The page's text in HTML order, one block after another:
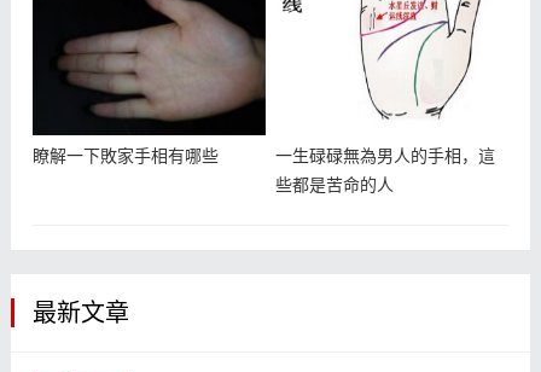
瞭解一下敗家手相有哪些
一生碌碌無為男人的手相，這
些都是苦命的人
最新文章